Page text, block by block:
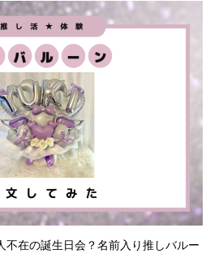
不在の誕生日会？名前入り推しバルー